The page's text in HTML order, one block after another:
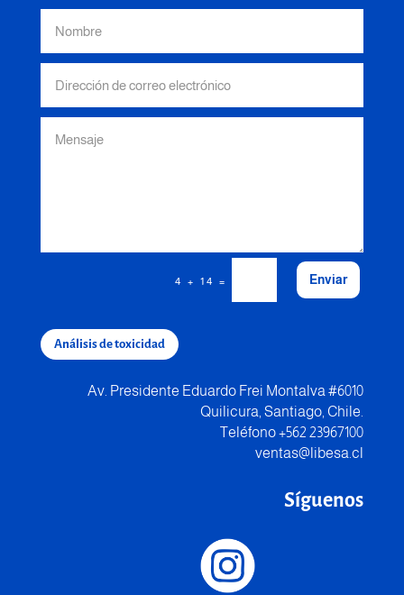
4 + 14 = Enviar
Análisis de toxicidad
Av. Presidente Eduardo Frei Montalva #6010
Quilicura, Santiago, Chile.
Teléfono +562 23967100
ventas@libesa.cl
Síguenos